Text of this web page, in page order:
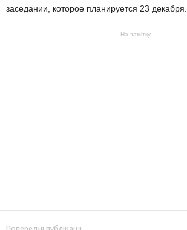
заседании, которое планируется 23 декабря.
На замітку